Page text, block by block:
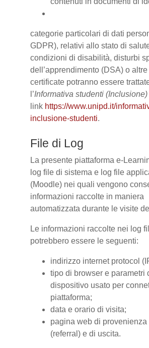
categorie particolari di dati
GDPR), relativi allo stato di
condizioni di disabilità, disturbi
dell’apprendimento (DSA) o
certificate potranno essere
l’Informativa studenti (Inclusione)
link https://www.unipd.it/
inclusione-studenti.
File di Log
La presente piattaforma e-
log file di sistema e log file
(Moodle) nei quali vengono
informazioni raccolte in maniera
automatizzata durante le visite
Le informazioni raccolte nei log
potrebbero essere le seguenti:
indirizzo internet protocol
tipo di browser e parametri
dispositivo usato per
piattaforma;
data e orario di visita;
pagina web di
(referral) e di uscita.